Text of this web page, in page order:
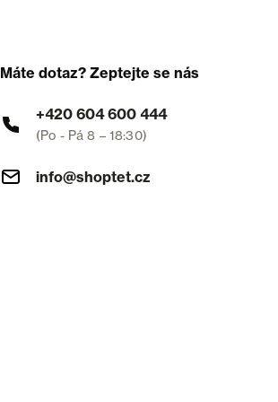
Máte dotaz? Zeptejte se nás
+420 604 600 444
(Po - Pá 8 – 18:30)
info@shoptet.cz